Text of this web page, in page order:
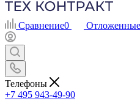
Сравнение0 Отложенные
Телефоны
+7 495 943-49-90